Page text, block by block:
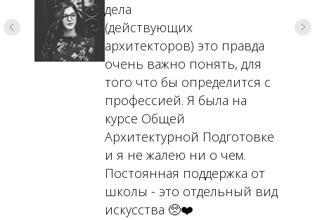
дела
(действующих
архитекторов) это правда
очень важно понять, для
того что бы определится с
профессией. Я была на
курсе Общей
Архитектурной Подготовке
и я не жалею ни о чем.
Постоянная поддержка от
школы - это отдельный вид
искусства 🥺❤️